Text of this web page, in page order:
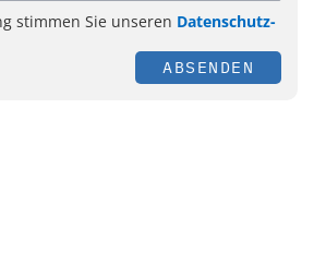
stimmen Sie unseren Datenschutz-
ABSENDEN